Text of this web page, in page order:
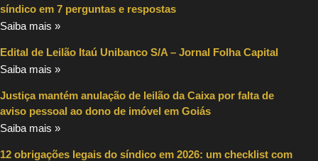
síndico em 7 perguntas e respostas
Saiba mais »
Edital de Leilão Itaú Unibanco S/A – Jornal Folha Capital
Saiba mais »
Justiça mantém anulação de leilão da Caixa por falta de
aviso pessoal ao dono de imóvel em Goiás
Saiba mais »
12 obrigações legais do síndico em 2026: um checklist com